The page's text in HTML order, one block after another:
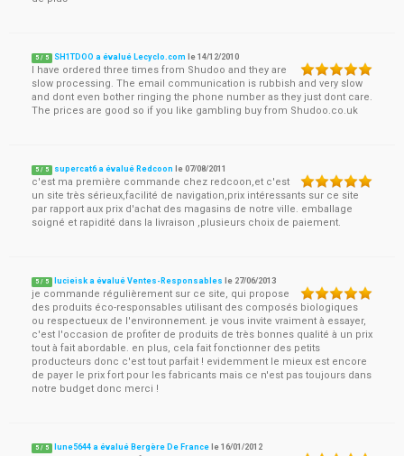
5 / 5 SH1TDOO a évalué Lecyclo.com le14/12/2010
I have ordered three times from Shudoo and they are
slow processing. The email communication is rubbish and very slow
and dont even bother ringing the phone number as they just dont care.
The prices are good so if you like gambling buy from Shudoo.co.uk
5 / 5 supercat6 a évalué Redcoon le07/08/2011
c'est ma première commande chez redcoon,et c'est
un site très sérieux,facilité de navigation,prix intéressants sur ce site
par rapport aux prix d'achat des magasins de notre ville. emballage
soigné et rapidité dans la livraison ,plusieurs choix de paiement.
5 / 5 lucieisk a évalué Ventes-Responsables le 27/06/2013
je commande régulièrement sur ce site, qui propose
des produits éco-responsables utilisant des composés biologiques
ou respectueux de l'environnement. je vous invite vraiment à essayer,
c'est l'occasion de profiter de produits de très bonnes qualité à un prix
tout à fait abordable. en plus, cela fait fonctionner des petits
producteurs donc c'est tout parfait ! evidemment le mieux est encore
de payer le prix fort pour les fabricants mais ce n'est pas toujours dans
notre budget donc merci !
5 / 5 lune5644 a évalué Bergère De France le16/01/2012